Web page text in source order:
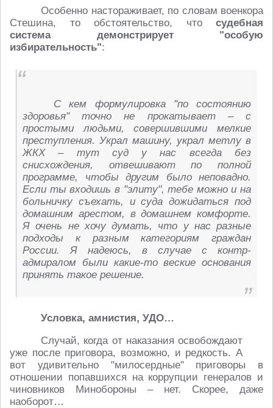
Особенно настораживает, по словам военкора
Стешина, то обстоятельство, что судебная
система демонстрирует "особую
избирательность":
С кем формулировка "по состоянию
здоровья" точно не прокатывает – с
простыми людьми, совершившими мелкие
преступления. Украл машину, украл метлу в
ЖКХ – тут суд у нас всегда без
снисхождения, отвешивают по полной
программе, чтобы другим было неповадно.
Если ты входишь в "элиту", тебе можно и на
больничку съехать, и суда дожидаться под
домашним арестом, в домашнем комфорте.
Я очень не хочу думать, что у нас разные
подходы к разным категориям граждан
России. Я надеюсь, в случае с контр-
адмиралом были какие-то веские основания
принять такое решение.
Условка, амнистия, УДО…
Случай, когда от наказания освобождают
уже после приговора, возможно, и редкость. А
вот удивительно "милосердные" приговоры в
отношении попавшихся на коррупции генералов и
чиновников Минобороны – нет. Скорее, даже
наоборот…